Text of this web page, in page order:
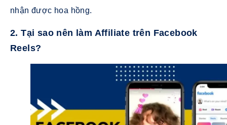
nhận được hoa hồng.
2. Tại sao nên làm Affiliate trên Facebook
Reels?